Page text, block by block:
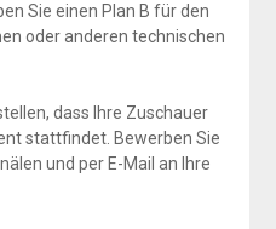
Sie einen Plan B für den
oder anderen technischen
dass Ihre Zuschauer
stattfindet. Bewerben Sie
und per E-Mail an Ihre